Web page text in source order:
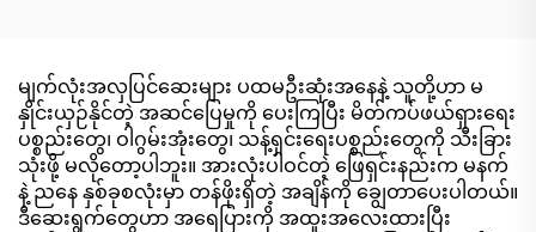
မျက်လုံးအလှပြင်ဆေးများ ပထမဦးဆုံးအနေနဲ့ သူတို့ဟာ မ
နှိုင်းယှဉ်နိုင်တဲ့ အဆင်ပြေမှုကို ပေးကြပြီး မိတ်ကပ်ဖယ်ရှားရေး
ပစ္စည်းတွေ၊ ဝါဂွမ်းအုံးတွေ၊ သန့်ရှင်းရေးပစ္စည်းတွေကို သီးခြား
သုံးဖို့ မလိုတော့ပါဘူး။ အားလုံးပါဝင်တဲ့ ဖြေရှင်းနည်းက မနက်
နဲ့ ညနေ နှစ်ခုစလုံးမှာ တန်ဖိုးရှိတဲ့ အချိန်ကို ချွေတာပေးပါတယ်။
ဒီဆေးရွက်တွေဟာ အရေပြားကို အထူးအလေးထားပြီး